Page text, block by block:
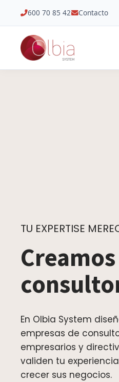
600 70 85 42 Contacto
TU EXPERTISE
En Olbia System
empresas de
empresarios y
validen tu
crecer sus negocios.